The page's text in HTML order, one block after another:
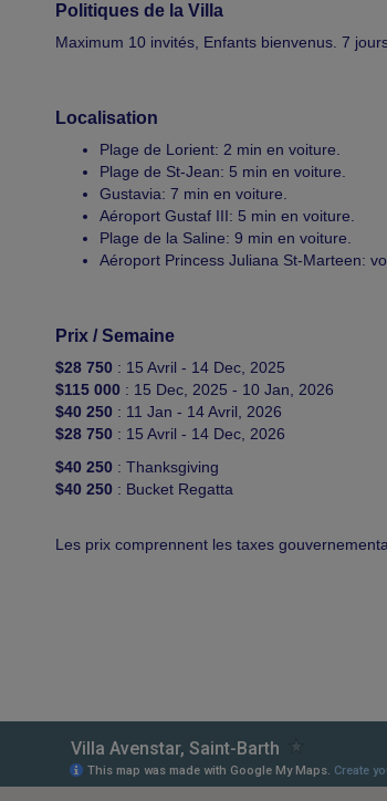
Politiques de la Villa
Maximum 10 invités, Enfants bienvenus. 7
Localisation
Plage de Lorient: 2 min en voiture.
Plage de St-Jean: 5 min en voiture.
Gustavia: 7 min en voiture.
Aéroport Gustaf III: 5 min en voiture.
Plage de la Saline: 9 min en voiture.
Aéroport Princess Juliana St-Marteen:
Prix / Semaine
$28 750 : 15 Avril - 14 Dec, 2025
$115 000 : 15 Dec, 2025 - 10 Jan, 2026
$40 250 : 11 Jan - 14 Avril, 2026
$28 750 : 15 Avril - 14 Dec, 2026
$40 250 : Thanksgiving
$40 250 : Bucket Regatta
Les prix comprennent les taxes